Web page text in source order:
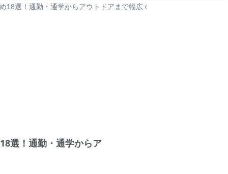
選！通勤・通学からアウトドアまで幅広く活躍します。
選！通勤・通学からア